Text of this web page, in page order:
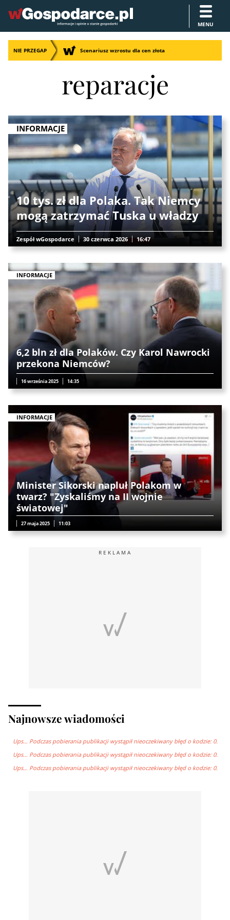
MENU
NIE PRZEGAP Scenariusz wzrostu dla cen złota
reparacje
INFORMACJE
10 tys. zł dla Polaka. Tak Niemcy
mogą zatrzymać Tuska u władzy
Zespół wGospodarce 30 czerwca 2026 16:47
INFORMACJE
6,2 bln zł dla Polaków. Czy Karol Nawrocki
przekona Niemców?
16 września 2025 14:35
INFORMACJE
Minister Sikorski napluł Polakom w
twarz? "Zyskaliśmy na II wojnie
światowej"
27 maja 2025 11:03
REKLAMA
Najnowsze wiadomości
Ups… Podczas pobierania publikacji wystąpił nieoczekiwany błęd o kodzie: 0.
Ups… Podczas pobierania publikacji wystąpił nieoczekiwany błęd o kodzie: 0.
Ups… Podczas pobierania publikacji wystąpił nieoczekiwany błęd o kodzie: 0.